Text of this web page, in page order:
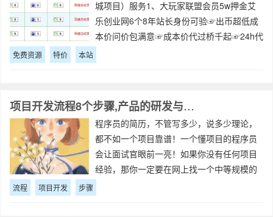
城项目）服务1、大玩家联盟会员5w押金艾
乐创业网6个8年站长身份可验☞出币超低成
本价问价包满意☞成本价代过桥千起☞24h代
提成全返、指导到位☞收奖卷农场垃圾设施
免费资源 特价 本站
项目开发流程8个步骤,产品的研发与设计流程
程序员的简历，不管写多少，说多少理论，
都不如一个项目靠谱！一个懂项目的程序员
会让面试官眼前一亮！如果你没有任何项目
经验，那你一定要在网上找一个中等规模的
写在简历上，至少让面试官觉得你做这个项
流程 项目开发 步骤